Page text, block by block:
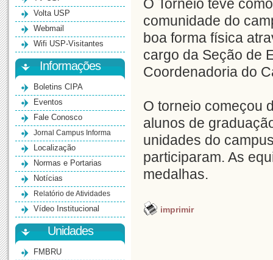
Volta USP
Webmail
Wifi USP-Visitantes
Informações
Boletins CIPA
Eventos
Fale Conosco
Jornal Campus Informa
Localização
Normas e Portarias
Notícias
Relatório de Atividades
Vídeo Institucional
Unidades
FMBRU
O Torneio teve
comunidade do
boa forma física
cargo da Seção de
Coordenadoria do
O torneio começou
alunos de
unidades do
participaram. As
medalhas.
imprimir